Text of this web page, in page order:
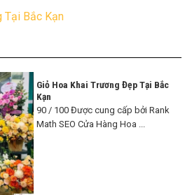
Tại Bắc Kạn
Giỏ Hoa Khai Trương Đẹp Tại Bắc
Kạn
90 / 100 Được cung cấp bởi Rank
Math SEO Cửa Hàng Hoa ...